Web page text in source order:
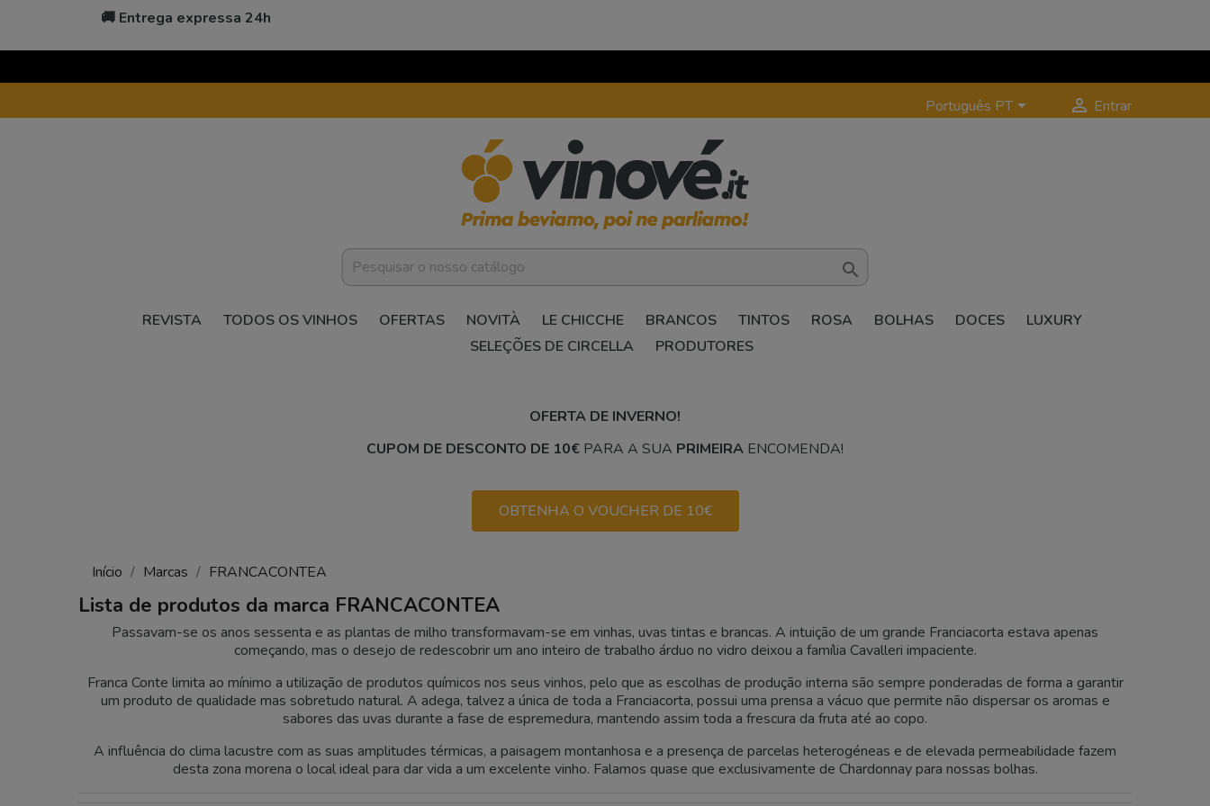
🚚 Entrega expressa 24h
Português PT  Entrar

REVISTA TODOS OS VINHOS OFERTAS NOVITÀ LE CHICCHE BRANCOS TINTOS ROSA BOLHAS DOCES
LUXURY
SELEÇÕES DE CIRCELLA
PRODUTORES
OFERTA DE INVERNO!
CUPOM DE DESCONTO DE 10€ PARA A SUA PRIMEIRA ENCOMENDA!
OBTENHA O VOUCHER DE 10€
Início Marcas FRANCACONTEA
Lista de produtos da marca FRANCACONTEA
Passavam-se os anos sessenta e as plantas de milho transformavam-se em vinhas, uvas tintas e brancas. A intuição de um grande Franciacorta estava apenas
começando, mas o desejo de redescobrir um ano inteiro de trabalho árduo no vidro deixou a família Cavalleri impaciente.
Franca Conte limita ao mínimo a utilização de produtos químicos nos seus vinhos, pelo que as escolhas de produção interna são sempre ponderadas de forma a garantir
um produto de qualidade mas sobretudo natural. A adega, talvez a única de toda a Franciacorta, possui uma prensa a vácuo que permite não dispersar os aromas e
sabores das uvas durante a fase de espremedura, mantendo assim toda a frescura da fruta até ao copo.
A influência do clima lacustre com as suas amplitudes térmicas, a paisagem montanhosa e a presença de parcelas heterogéneas e de elevada permeabilidade fazem
desta zona morena o local ideal para dar vida a um excelente vinho. Falamos quase que exclusivamente de Chardonnay para nossas bolhas.